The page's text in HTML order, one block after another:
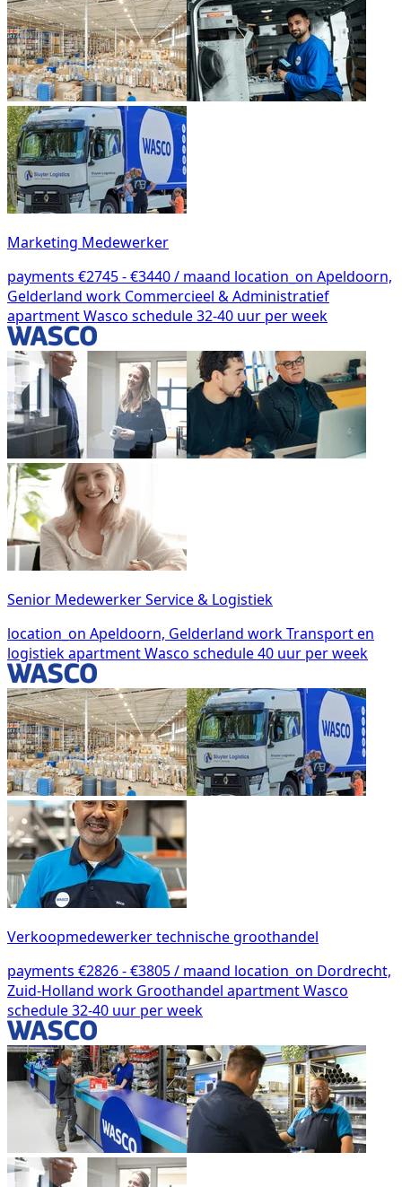
Marketing Medewerker
payments €2745 - €3440 / maand location_on Apeldoorn,
Gelderland work Commercieel & Administratief
apartmentWasco schedule32-40 uur per week
Senior Medewerker Service & Logistiek
location_on Apeldoorn, Gelderland workTransport en
logistiekapartmentWasco schedule40 uur per week
Verkoopmedewerker technische groothandel
payments €2826 - €3805 / maand location_on Dordrecht,
Zuid-Holland work Groothandel apartmentWasco
schedule32-40 uur per week